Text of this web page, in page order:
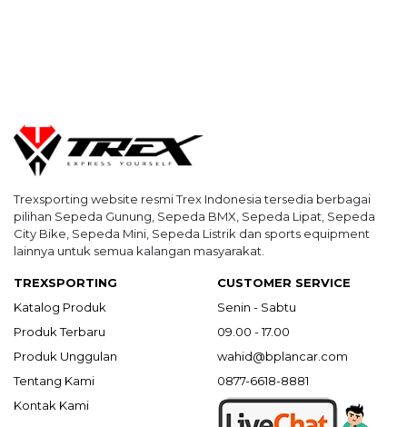
Trexsporting website resmi Trex Indonesia tersedia berbagai
pilihan Sepeda Gunung, Sepeda BMX, Sepeda Lipat, Sepeda
City Bike, Sepeda Mini, Sepeda Listrik dan sports equipment
lainnya untuk semua kalangan masyarakat.
TREXSPORTING
Katalog Produk
Produk Terbaru
Produk Unggulan
Tentang Kami
Kontak Kami
CUSTOMER SERVICE
Senin - Sabtu
09.00 - 17.00
wahid@bplancar.com
0877-6618-8881